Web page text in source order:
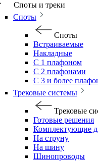
Споты и треки
Споты
Споты
Встраиваемые
Накладные
С 1 плафоном
С 2 плафонами
С 3 и более
Трековые системы
Трековые
Готовые решения
Комплектующие
На струну
На шину
Шинопроводы